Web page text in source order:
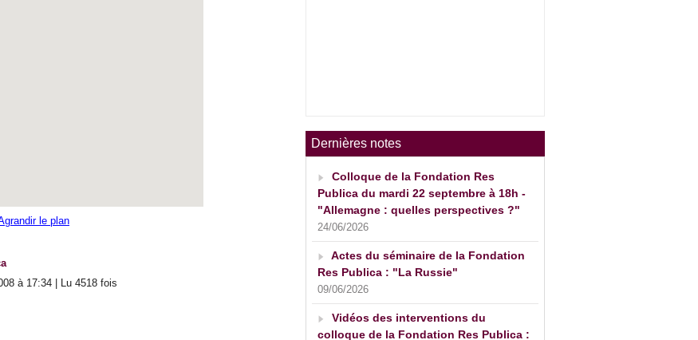
le plan
à 17:34 | Lu 4518 fois
Dernières notes
Colloque de la Fondation Res
Publica du mardi 22 septembre à 18h -
"Allemagne : quelles perspectives ?"
24/06/2026
Actes du séminaire de la Fondation
Res Publica : "La Russie"
09/06/2026
Vidéos des interventions du
colloque de la Fondation Res Publica :